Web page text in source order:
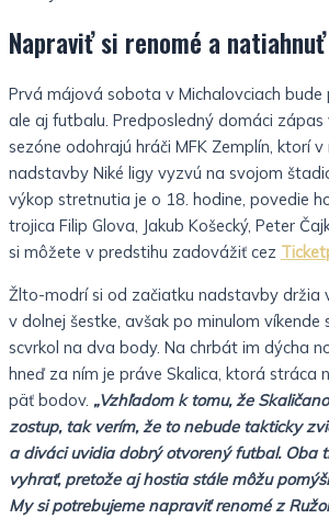
Napraviť si renomé a
Prvá májová sobota v Michalovciach bude
ale aj futbalu. Predposledný domáci zápas
sezóne odohrajú hráči MFK Zemplín, ktorí v
nadstavby Niké ligy vyzvú na svojom
výkop stretnutia je o 18. hodine, povedie
trojica Filip Glova, Jakub Košecký, Peter
si môžete v predstihu zadovážiť cez
Žlto-modrí si od začiatku nadstavby držia
v dolnej šestke, avšak po minulom víkende
scvrkol na dva body. Na chrbát im dýcha
hneď za ním je práve Skalica, ktorá stráca
päť bodov. „Vzhľadom k tomu, že
zostup, tak verím, že to nebude takticky
a diváci uvidia dobrý otvorený futbal. Oba
vyhrať, pretože aj hostia stále môžu
My si potrebujeme napraviť renomé z